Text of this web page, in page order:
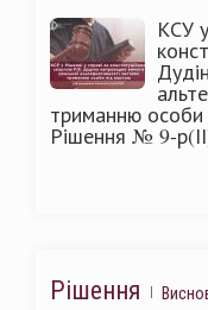
КСУ
триманню
Рішення № 9-
Рішення